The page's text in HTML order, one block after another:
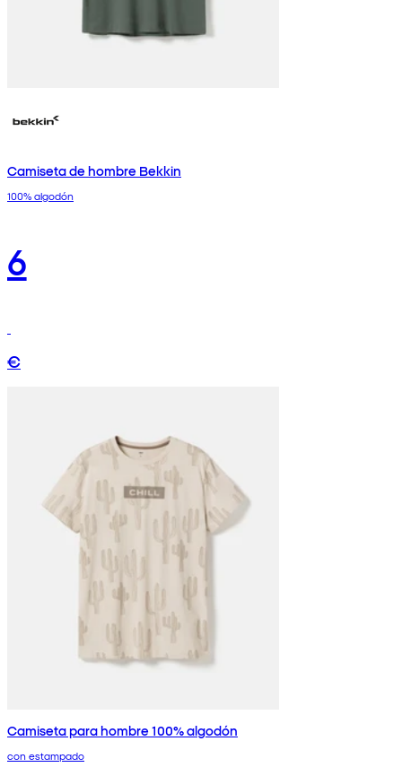
Camiseta de hombre Bekkin
100% algodón
6
€
Camiseta para hombre 100% algodón
con estampado